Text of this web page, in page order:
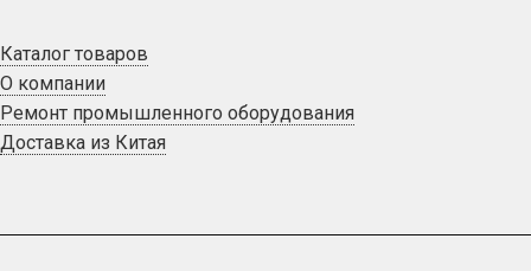
Каталог товаров
О компании
Ремонт промышленного оборудования
Доставка из Китая